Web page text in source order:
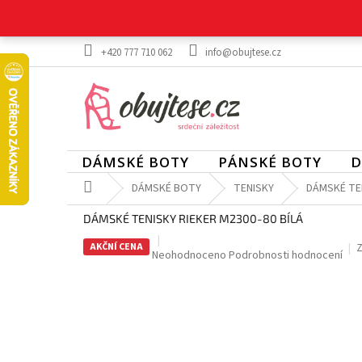
obsah
+420 777 710 062 info@obujtese.cz
DÁMSKÉ BOTY PÁNSKÉ BOTY
Domů DÁMSKÉ BOTY TENISKY DÁMSKÉ
DÁMSKÉ TENISKY RIEKER M2300-80 BÍLÁ
AKČNÍ CENA
Průměrné
Neohodnoceno Podrobnosti hodnocení